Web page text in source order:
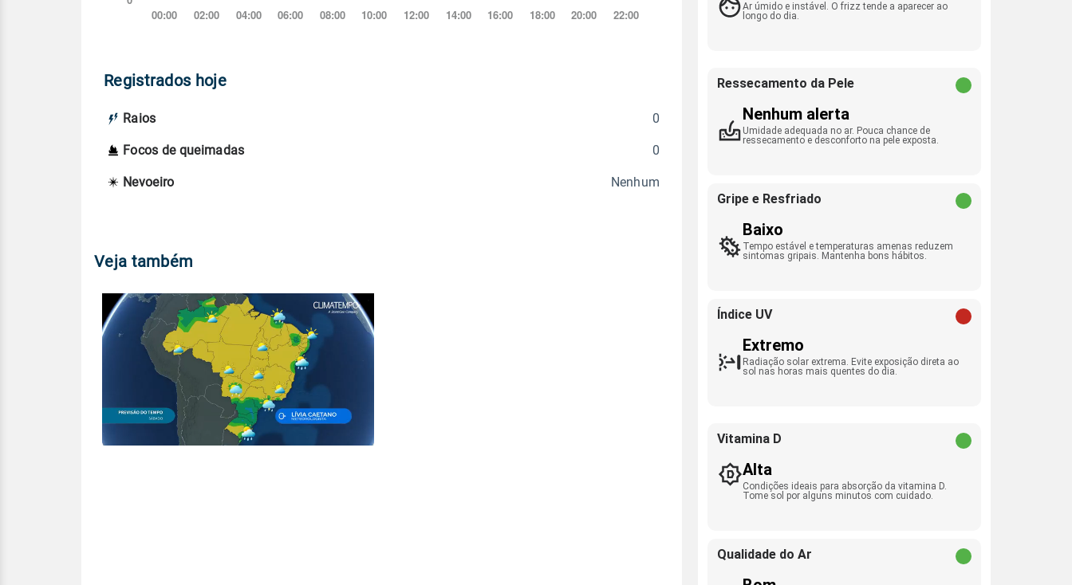
Registrados hoje
Raios 0
Focos de queimadas 0
Nevoeiro Nenhum
Veja também
Ar úmido e instável. O frizz tende a aparecer ao
longo do dia.
Ressecamento da Pele
Nenhum alerta
Umidade adequada no ar. Pouca chance de
ressecamento e desconforto na pele exposta.
Gripe e Resfriado
Baixo
Tempo estável e temperaturas amenas reduzem
sintomas gripais. Mantenha bons hábitos.
Índice UV
Extremo
Radiação solar extrema. Evite exposição direta ao
sol nas horas mais quentes do dia.
Vitamina D
Alta
Condições ideais para absorção da vitamina D.
Tome sol por alguns minutos com cuidado.
Qualidade do Ar